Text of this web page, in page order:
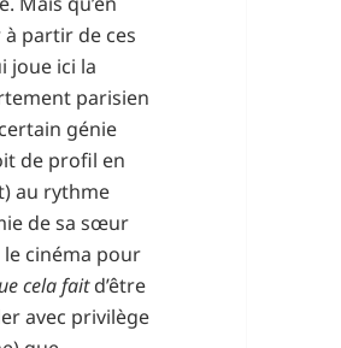
à partir de ces
joue ici la
parisien
génie
de profil en
au rythme
de sa sœur
le cinéma pour
cela faitd’être
avec privilège